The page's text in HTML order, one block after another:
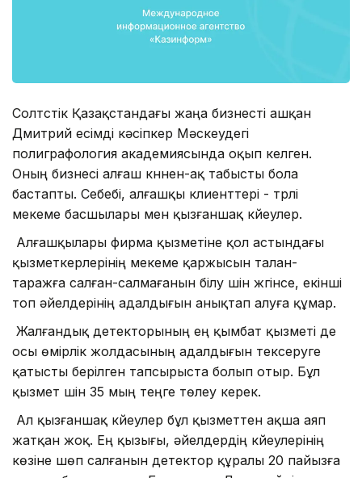
Солтүстік Қазақстандағы жаңа бизнесті ашқан
Дмитрий есімді кәсіпкер Мәскеудегі
полиграфология академиясында оқып келген.
Оның бизнесі алғаш күннен-ақ табысты бола
бастапты. Себебі, алғашқы клиенттері - түрлі
мекеме басшылары мен қызғаншақ күйеулер.
Алғашқылары фирма қызметіне қол астындағы
қызметкерлерінің мекеме қаржысын талан-
таражға салған-салмағанын білу үшін жүгінсе, екінші
топ әйелдерінің адалдығын анықтап алуға құмар.
Жалғандық детекторының ең қымбат қызметі де
осы өмірлік жолдасының адалдығын тексеруге
қатысты берілген тапсырыста болып отыр. Бұл
қызмет үшін 35 мың теңге төлеу керек.
Ал қызғаншақ күйеулер бұл қызметтен ақша аяп
жатқан жоқ. Ең қызығы, әйелдердің күйеулерінің
көзіне шөп салғанын детектор құралы 20 пайызға